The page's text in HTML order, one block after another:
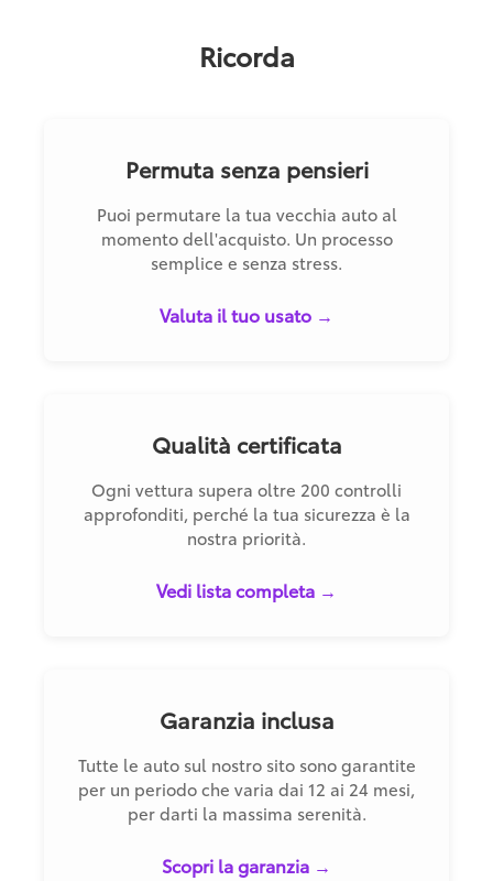
Ricorda
Permuta senza pensieri
Puoi permutare la tua vecchia auto al
momento dell'acquisto. Un processo
semplice e senza stress.
Valuta il tuo usato →
Qualità certificata
Ogni vettura supera oltre 200 controlli
approfonditi, perché la tua sicurezza è la
nostra priorità.
Vedi lista completa →
Garanzia inclusa
Tutte le auto sul nostro sito sono garantite
per un periodo che varia dai 12 ai 24 mesi,
per darti la massima serenità.
Scopri la garanzia →